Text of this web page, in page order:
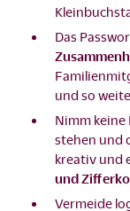
Das
und so
Nimm
stehen und
kreativ und
und
Vermeide